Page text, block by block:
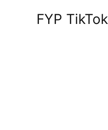
FYP TikTok